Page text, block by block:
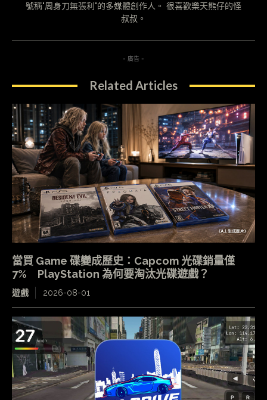
號稱"周身刀無張利"的多媒體創作人。 很喜歡樂天熊仔的怪
叔叔。
- 廣告 -
Related Articles
當買 Game 碟變成歷史：Capcom 光碟銷量僅
7% PlayStation 為何要淘汰光碟遊戲？
遊戲 2026-08-01